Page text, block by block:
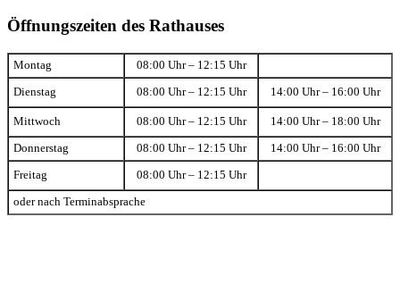
Öffnungszeiten des Rathauses
Montag 08:00 Uhr – 12:15 Uhr
Dienstag 08:00 Uhr – 12:15 Uhr 14:00 Uhr – 16:00 Uhr
Mittwoch 08:00 Uhr – 12:15 Uhr 14:00 Uhr – 18:00 Uhr
Donnerstag 08:00 Uhr – 12:15 Uhr 14:00 Uhr – 16:00 Uhr
Freitag 08:00 Uhr – 12:15 Uhr
oder nach Terminabsprache